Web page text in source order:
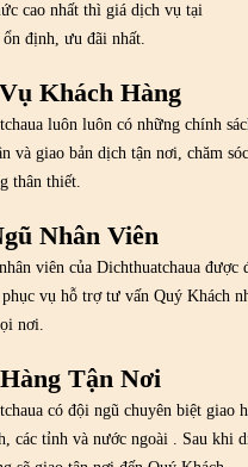
cao nhất thì giá dịch vụ tại
ổn định, ưu đãi nhất.
Khách Hàng
luôn luôn có những chính
và giao bản dịch tận nơi, chăm
thân thiết.
Nhân Viên
viên của Dichthuatchaua được
vụ hỗ trợ tư vấn Quý Khách
nơi.
Tận Nơi
có đội ngũ chuyên biệt giao
các tỉnh và nước ngoài . Sau khi